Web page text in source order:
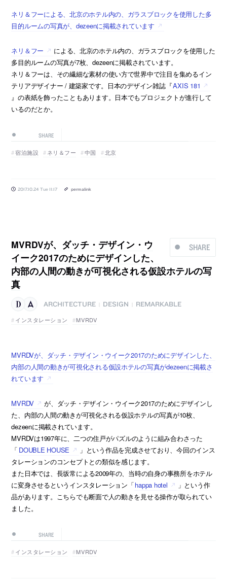
ネリ＆フーによる、北京のホテル内の、ガラスブロックを使用した多
目的ルームの写真が、dezeenに掲載されています
ネリ＆フー
による、北京のホテル内の、ガラスブロックを使用した
多目的ルームの写真が7枚、dezeenに掲載されています。
ネリ＆フーは、その繊細な素材の使い方で世界中で注目を集めるイン
テリアデザイナー / 建築家です。日本のデザイン雑誌『AXIS 181
』の表紙を飾ったこともあります。日本でもプロジェクトが進行して
いるのだとか。
SHARE
宿泊施設 ネリ＆フー 中国 北京
2017.10.24 Tue 11:17 permalink
SHARE
MVRDVが、ダッチ・デザイン・ウ
イーク2017のためにデザインした、
内部の人間の動きが可視化される仮設ホテルの写
真
ARCHITECTURE DESIGN
REMARKABLE
インスタレーション
MVRDV
MVRDVが、ダッチ・デザイン・ウイーク2017のためにデザインした、
内部の人間の動きが可視化される仮設ホテルの写真がdezeenに掲載さ
れています
MVRDV
が、ダッチ・デザイン・ウイーク2017のためにデザインし
た、内部の人間の動きが可視化される仮設ホテルの写真が10枚、
dezeenに掲載されています。
MVRDVは1997年に、二つの住戸がパズルのように組み合わさった
「 DOUBLE HOUSE
」という作品を完成させており、今回のインス
タレーションのコンセプトとの類似を感じます。
また日本では、長坂常による2009年の、当時の自身の事務所をホテル
に変身させるというインスタレーション「happa hotel
」という作
品があります。こちらでも断面で人の動きを見せる操作が取られてい
ました。
SHARE
インスタレーション MVRDV